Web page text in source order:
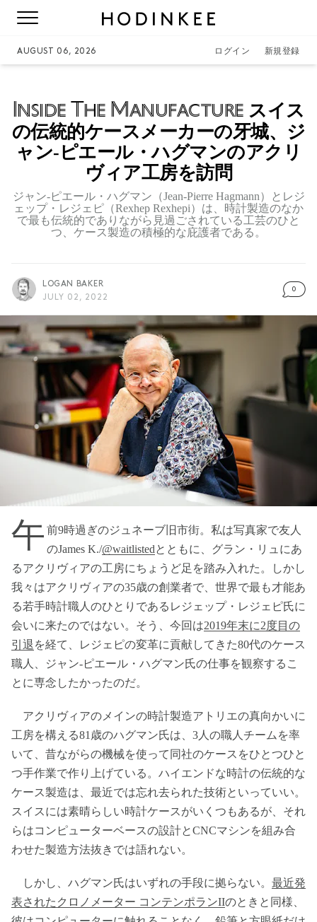
AUGUST 06, 2026 ログイン 新規登録
Inside The Manufacture スイス
の伝統的ケースメーカーの牙城、ジ
ャン-ピエール・ハグマンのアクリ
ヴィア工房を訪問
ジャン-ピエール・ハグマン（Jean-Pierre Hagmann）とレジ
ェップ・レジェピ（Rexhep Rexhepi）は、時計製造のなか
で最も伝統的でありながら見過ごされている工芸のひと
つ、ケース製造の積極的な庇護者である。
LOGAN BAKER
JULY 02, 2022
0
午 前9時過ぎのジュネーブ旧市街。私は写真家で友人
のJames K./@waitlistedとともに、グラン・リュにあ
るアクリヴィアの工房にちょうど足を踏み入れた。しかし
我々はアクリヴィアの35歳の創業者で、世界で最も才能あ
る若手時計職人のひとりであるレジェップ・レジェピ氏に
会いに来たのではない。そう、今回は2019年末に2度目の
引退 を経て、レジェピの変革に貢献してきた80代のケース
職人、ジャン-ピエール・ハグマン氏の仕事を観察するこ
とに専念したかったのだ。
アクリヴィアのメインの時計製造アトリエの真向かいに
工房を構える81歳のハグマン氏は、3人の職人チームを率
いて、昔ながらの機械を使って同社のケースをひとつひと
つ手作業で作り上げている。ハイエンドな時計の伝統的な
ケース製造は、最近では忘れ去られた技術といっていい。
スイスには素晴らしい時計ケースがいくつもあるが、それ
らはコンピューターベースの設計とCNCマシンを組み合
わせた製造方法抜きでは語れない。
しかし、ハグマン氏はいずれの手段に拠らない。 最近発
表されたクロノメーター コンテンポランIIのときと同様、